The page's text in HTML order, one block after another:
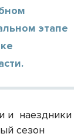
этапе
и наездники
сезон